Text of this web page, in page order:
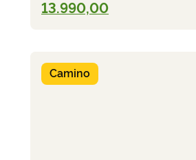
13.990,00
Camino